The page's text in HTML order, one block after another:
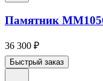
Памятник
36 300 ₽
Быстрый заказ